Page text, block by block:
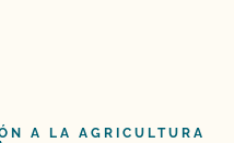
A LA AGRICULTURA